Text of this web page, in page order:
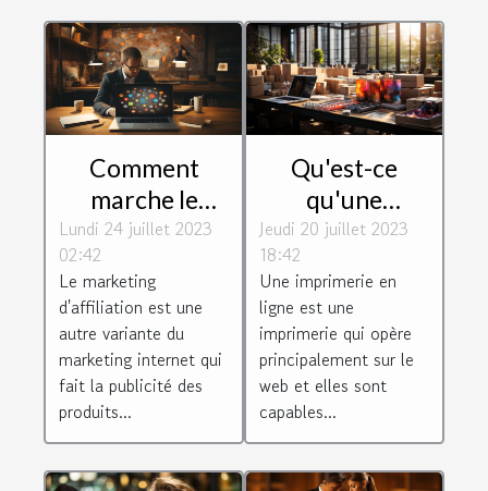
Comment
marche le
marketing
d'affiliation et
quels sont ses
atouts et ses
défauts ?
Lundi 24 juillet 2023
02:42
Le marketing
d'affiliation est une
autre variante du
marketing internet qui
fait la publicité des
produits...
Qu'est-ce
qu'une
imprimerie en
Jeudi 20 juillet 2023
18:42
Une imprimerie en
ligne est une
imprimerie qui opère
principalement sur le
web et elles sont
capables...